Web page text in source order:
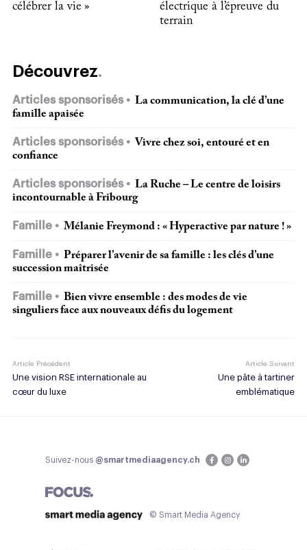
célébrer la vie »
électrique à l’épreuve du
terrain
Découvrez
Articles sponsorisés
La communication, la clé d’une
famille apaisée
Articles sponsorisés
Vivre chez soi, entouré et en
confiance
Articles sponsorisés
La Ruche – Le centre de loisirs
incontournable à Fribourg
Famille Mélanie Freymond : « Hyperactive par nature ! »
Famille
Préparer l’avenir de sa famille : les clés d’une
succession maîtrisée
Famille
Bien vivre ensemble : des modes de vie
singuliers face aux nouveaux défis du logement
Article Précédent
Une vision RSE internationale au
cœur du luxe
Article Suivant
Une pâte à tartiner
emblématique
Suivez-nous @smartmediaagency.ch
© Smart Media Agency